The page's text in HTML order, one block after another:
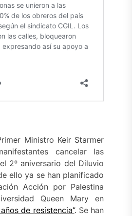
Ministro Keir Starmer
cancelar las
2º aniversario del Diluvio
ello ya se han planificado
Acción por Palestina
Queen Mary en
de resistencia”. Se han